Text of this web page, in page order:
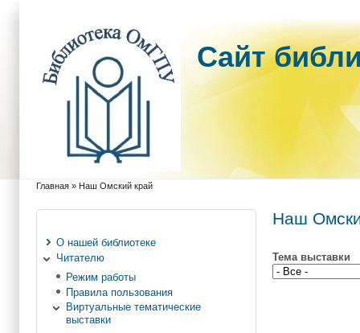
Cайт
Главная » Наш Омский край
Наш
Тема выставки
О нашей библиотеке
Читателю
Режим работы
Правила пользования
Виртуальные тематические
выставки